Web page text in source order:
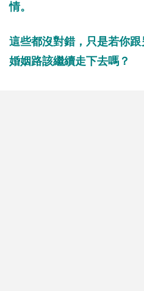
情。
這些都沒對錯，只是若你
婚姻路該繼續走下去嗎？